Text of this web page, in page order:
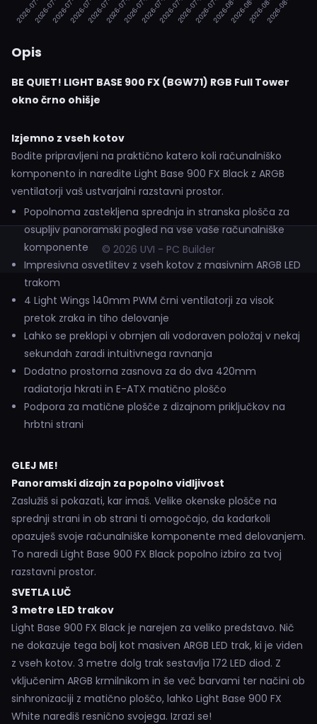
Opis
BE QUIET! LIGHT BASE 900 FX (BGW71) RGB Full Tower
okno črno ohišje
Izjemno z vseh kotov
Bodite pripravljeni na praktično katero koli računalniško
komponento in naredite Light Base 900 FX Black z ARGB
ventilatorji vaš ustvarjalni razstavni prostor.
Popolnoma zastekljena sprednja in stranska plošča za
osupljiv panoramski pogled na vse vaše računalniške
komponente
Impresivna osvetlitev z vseh kotov z masivnim ARGB LED
trakom
4 Light Wings 140mm PWM črni ventilatorji za visok
pretok zraka in tiho delovanje
Lahko se preklopi v obrnjen ali vodoraven položaj v nekaj
sekundah zaradi intuitivnega ravnanja
Dodatno prostorna zasnova za do dva 420mm
radiatorja hkrati in E-ATX matično ploščo
Podpora za matične plošče z dizajnom priključkov na
hrbtni strani
GLEJ ME!
Panoramski dizajn za popolno vidljivost
Zaslužiš si pokazati, kar imaš. Velike okenske plošče na
sprednji strani in ob strani ti omogočajo, da kadarkoli
opazuješ svoje računalniške komponente med delovanjem.
To naredi Light Base 900 FX Black popolno izbiro za tvoj
razstavni prostor.
SVETLA LUČ
3 metre LED trakov
Light Base 900 FX Black je narejen za veliko predstavo. Nič
ne dokazuje tega bolj kot masiven ARGB LED trak, ki je viden
z vseh kotov. 3 metre dolg trak sestavlja 172 LED diod. Z
vključenim ARGB krmilnikom in še več barvami ter načini ob
sinhronizaciji z matično ploščo, lahko Light Base 900 FX
White narediš resnično svojega. Izrazi se!
© 2026 UVI - PC Builder